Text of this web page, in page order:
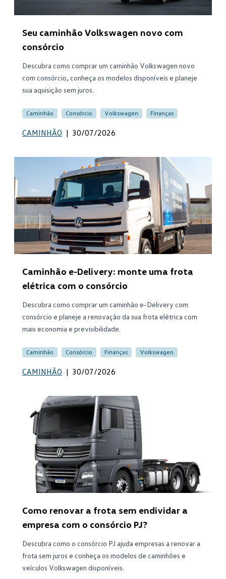
Seu caminhão Volkswagen novo com
consórcio
Descubra como comprar um caminhão Volkswagen novo
com consórcio, conheça os modelos disponíveis e planeje
sua aquisição sem juros.
Caminhão Consórcio Volkswagen Finanças
CAMINHÃO | 30/07/2026
Caminhão e-Delivery: monte uma frota
elétrica com o consórcio
Descubra como comprar um caminhão e-Delivery com
consórcio e planeje a renovação da sua frota elétrica com
mais economia e previsibilidade.
Caminhão Consórcio Finanças Volkswagen
CAMINHÃO | 30/07/2026
Como renovar a frota sem endividar a
empresa com o consórcio PJ?
Descubra como o consórcio PJ ajuda empresas a renovar a
frota sem juros e conheça os modelos de caminhões e
veículos Volkswagen disponíveis.